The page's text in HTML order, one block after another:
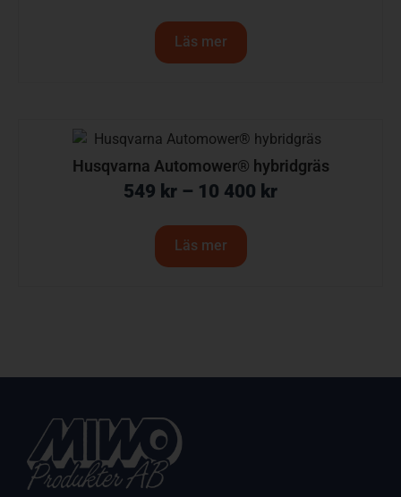
Läs mer
Husqvarna Automower® hybridgräs
549 kr – 10 400 kr
Läs mer